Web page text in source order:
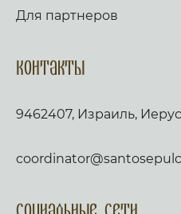
Для партнеров
Контакты
9462407, Израиль,